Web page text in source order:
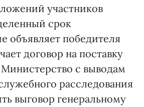
участников
срок
объявляет победителя
договор на поставку
с выводам
расследования
выговор генеральному